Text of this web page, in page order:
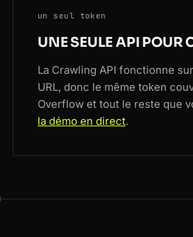
un seul token
UNE SEULE API POUR
La Crawling API fonctionne
URL, donc le même token
Overflow et tout le reste que
la démo en direct.